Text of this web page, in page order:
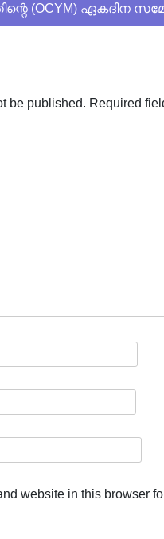
(OCYM) ഏകദിന
be published. Required
website in this browser